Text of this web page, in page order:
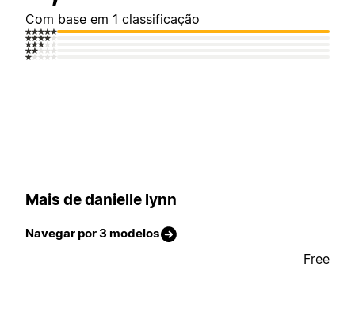
Com base em 1 classificação
Mais de danielle lynn
Navegar por 3 modelos
Free